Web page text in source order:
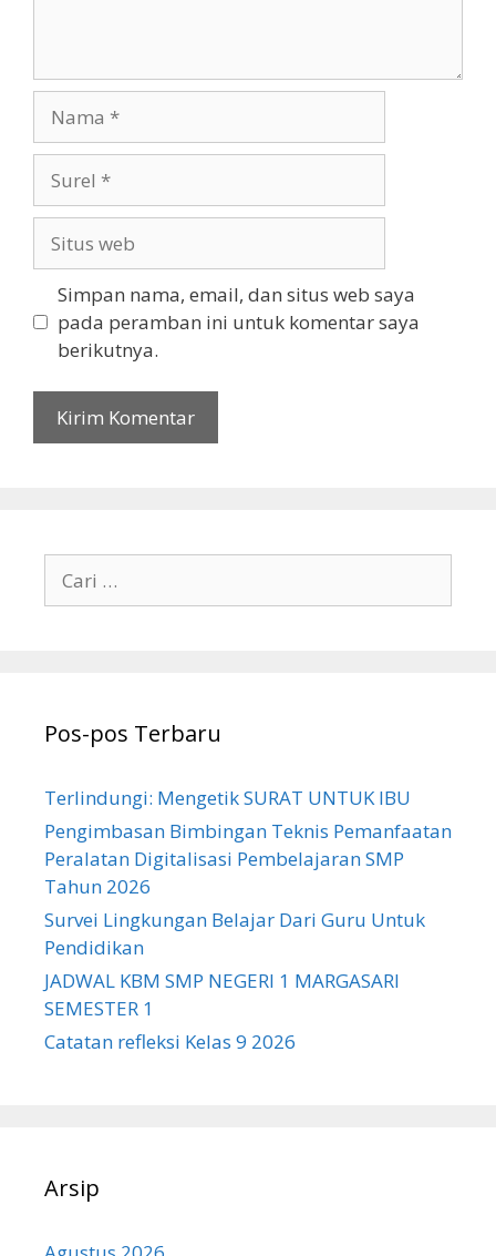
web
Simpan nama, email, dan situs web saya
pada peramban ini untuk komentar saya
berikutnya.
untuk:
Pos-pos Terbaru
Terlindungi: Mengetik SURAT UNTUK IBU
Pengimbasan Bimbingan Teknis Pemanfaatan
Peralatan Digitalisasi Pembelajaran SMP
Tahun 2026
Survei Lingkungan Belajar Dari Guru Untuk
Pendidikan
JADWAL KBM SMP NEGERI 1 MARGASARI
SEMESTER 1
Catatan refleksi Kelas 9 2026
Arsip